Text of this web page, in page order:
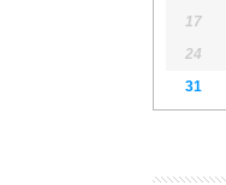
17
24
31